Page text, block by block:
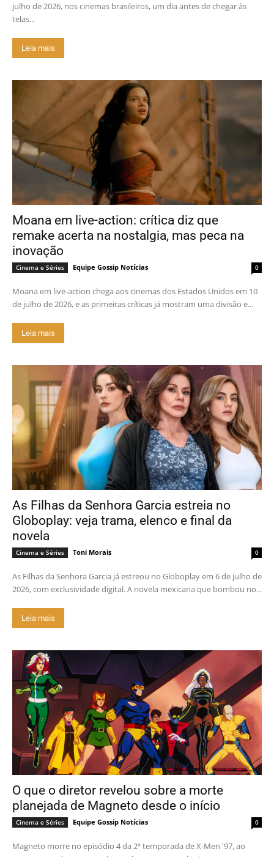
julho de 2026, nos cinemas brasileiros, um dia antes de chegar às
telas...
Leia mais
Moana em live-action: crítica diz que
remake acerta na nostalgia, mas peca na
inovação
Cinema e Séries Equipe Gossip Notícias 0
Moana em live-action chega aos cinemas dos Estados Unidos em 10
de julho de 2026, e as primeiras críticas já mostram uma divisão e...
Leia mais
As Filhas da Senhora Garcia estreia no
Globoplay: veja trama, elenco e final da
novela
Cinema e Séries Toni Morais 0
As Filhas da Senhora Garcia já estreou no Globoplay em 6 de julho de
2026, com exclusividade digital. A novela mexicana que bombou no...
Leia mais
O que o diretor revelou sobre a morte
planejada de Magneto desde o início
Cinema e Séries Equipe Gossip Notícias 0
Magneto morre no episódio 4 da 2ª temporada de X-Men '97, ao